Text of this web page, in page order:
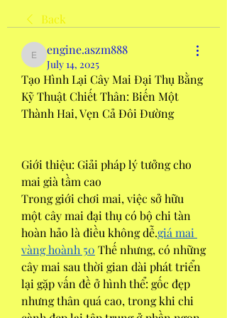
Back
engine.aszm888
engine.aszm888
July 14, 2025
Tạo Hình Lại Cây Mai Đại Thụ Bằng
Kỹ Thuật Chiết Thân: Biến Một
Thành Hai, Vẹn Cả Đôi Đường
Giới thiệu: Giải pháp lý tưởng cho
mai già tầm cao
Trong giới chơi mai, việc sở hữu
một cây mai đại thụ có bộ chi tàn
hoàn hảo là điều không dễ.giá mai
vàng hoành 50 Thế nhưng, có những
cây mai sau thời gian dài phát triển
lại gặp vấn đề ở hình thể: gốc đẹp
nhưng thân quá cao, trong khi chi